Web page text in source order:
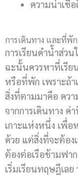
ความน่าเชื่
การเดินทาง และที่พัก
การเรียนดำน้ำส่วน
ฉะนั้นควรหาที่เรีย
หรือที่พัก เพราะถ้า
สิ่งที่ตามมาคือ คว
จากการเดินทาง ค่
เกาะแห่งหนึ่ง เพื่อ
ด้วย แต่สิ่งที่จะต้อง
ต้องต่อเรือข้ามฟา
เริ่มเรียนทฤษฎีเล